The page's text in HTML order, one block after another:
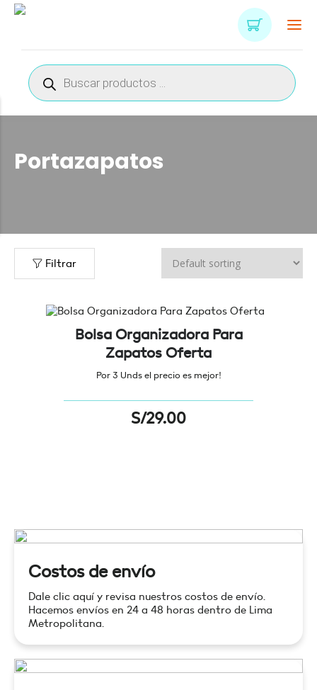
Búsqueda
de
productos
Portazapatos
Filtrar
Bolsa Organizadora Para
Zapatos Oferta
Por 3 Unds el precio es mejor!
S/29.00
Costos de envío
Dale clic aquí y revisa nuestros costos de envío.
Hacemos envíos en 24 a 48 horas dentro de Lima
Metropolitana.